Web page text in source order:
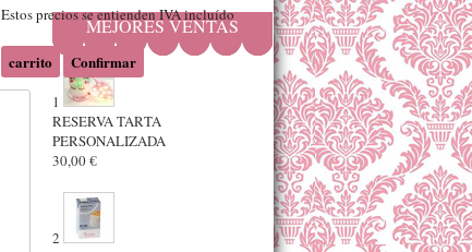
Estos precios se entienden IVA incluído
carrito Confirmar
MEJORES VENTAS
1
RESERVA TARTA
PERSONALIZADA
30,00 €
2